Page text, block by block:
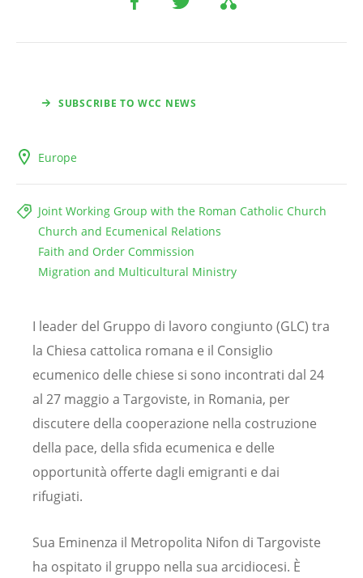
SUBSCRIBE TO WCC NEWS
Europe
Joint Working Group with the Roman Catholic Church
Church and Ecumenical Relations
Faith and Order Commission
Migration and Multicultural Ministry
I leader del Gruppo di lavoro congiunto (GLC) tra
la Chiesa cattolica romana e il Consiglio
ecumenico delle chiese si sono incontrati dal 24
al 27 maggio a Targoviste, in Romania, per
discutere della cooperazione nella costruzione
della pace, della sfida ecumenica e delle
opportunità offerte dagli emigranti e dai
rifugiati.
Sua Eminenza il Metropolita Nifon di Targoviste
ha ospitato il gruppo nella sua arcidiocesi. È